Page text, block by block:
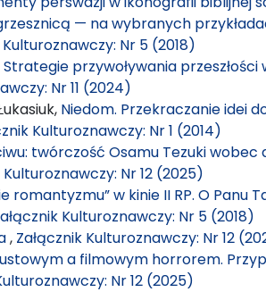
— na wybranych
Kulturoznawczy: Nr 5 (2018)
Strategie przywoływania
Nr 11 (2024)
Niedom. Przekraczanie idei
Kulturoznawczy: Nr 1 (2014)
twórczość Osamu Tezuki wobec
Kulturoznawczy: Nr 12 (2025)
romantyzmu” w kinie II RP. O Panu
Kulturoznawczy: Nr 5 (2018)
, Załącznik Kulturoznawczy: Nr 12
a filmowym horrorem.
Nr 12 (2025)